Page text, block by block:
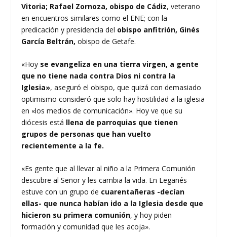
Vitoria; Rafael Zornoza, obispo de Cádiz, veterano
en encuentros similares como el ENE; con la
predicación y presidencia del obispo anfitrión, Ginés
García Beltrán, obispo de Getafe.
«Hoy se evangeliza en una tierra virgen, a gente
que no tiene nada contra Dios ni contra la
Iglesia», aseguró el obispo, que quizá con demasiado
optimismo consideró que solo hay hostilidad a la iglesia
en «los medios de comunicación». Hoy ve que su
diócesis está llena de parroquias que tienen
grupos de personas que han vuelto
recientemente a la fe.
«Es gente que al llevar al niño a la Primera Comunión
descubre al Señor y les cambia la vida. En Leganés
estuve con un grupo de cuarentañeras -decían
ellas- que nunca habían ido a la Iglesia desde que
hicieron su primera comunión, y hoy piden
formación y comunidad que les acoja».